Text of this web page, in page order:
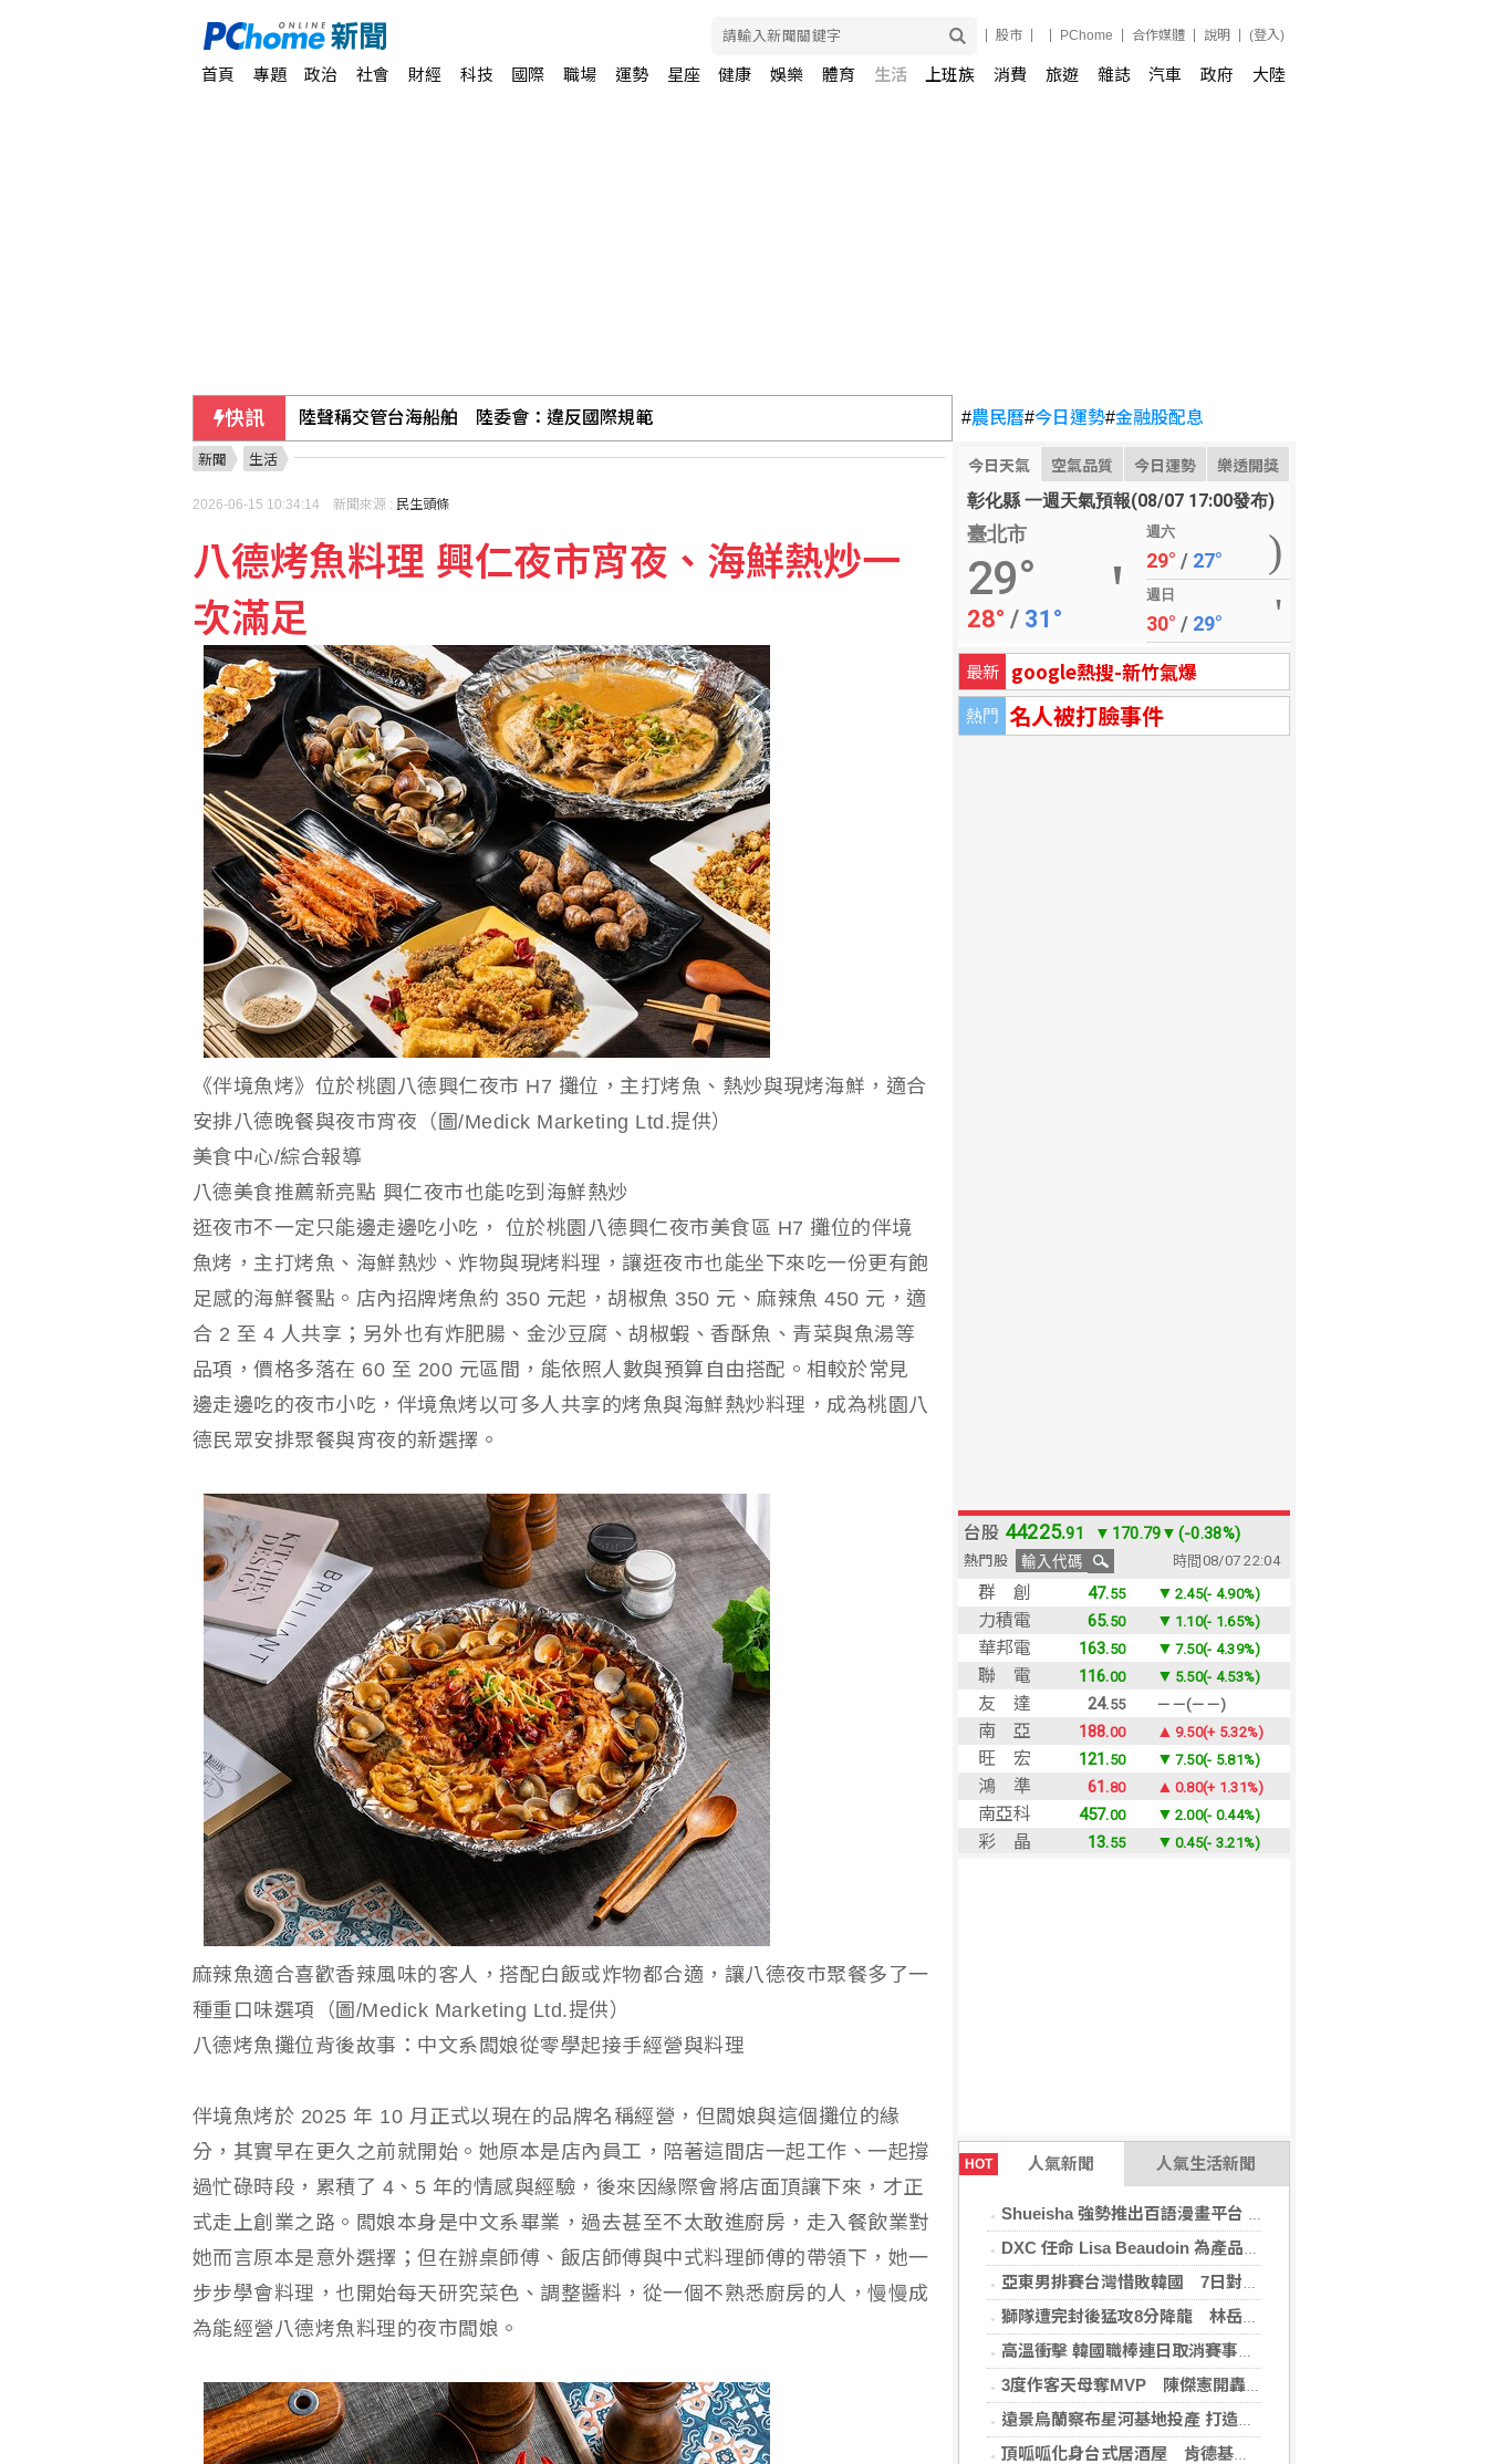
股市 PChome 合作媒體 說明 (登入)
首頁 專題 政治 社會 財經 科技 國際 職場 運勢 星座 健康 娛樂 體育 生活 上班族 消費 旅遊 雜誌 汽車 政府 大陸
快訊 陸聲稱交管台海船舶 陸委會：違反國際規範
熊本有明高中奪甲子園首勝 盼為震災故鄉送希望
美國7月非農就業意外減少2.3萬人 失業率降至4.1%
#農民曆#今日運勢#金融股配息
今日天氣 空氣品質 今日運勢 樂透開獎
彰化縣 一週天氣預報(08/07 17:00發布)
臺北市
29°
28° / 31°
週六
29° / 27°
週日
30° / 29°
最新 google熱搜-新竹氣爆
熱門 名人被打臉事件
HOT 人氣新聞 人氣生活新聞
Shueisha 強勢推出百語漫畫平台 MANGA MILLION 大舉進軍全球市場
DXC 任命 Lisa Beaudoin 為產品總監，以加速產品導向型增長
亞東男排賽台灣惜敗韓國 7日對戰日本拚4強
獅隊遭完封後猛攻8分降龍 林岳平：總是要發揮
高溫衝擊 韓國職棒連日取消賽事、11日起晚間7時開打
3度作客天母奪MVP 陳傑憲開轟擊退雙殺心魔
遠景烏蘭察布星河基地投產 打造吉瓦級AI基礎設施新模式
頂呱呱化身台式居酒屋 肯德基聯名EVA攻漫迷
新聞 生活
2026-06-15 10:34:14 新聞來源 : 民生頭條
八德烤魚料理 興仁夜市宵夜、海鮮熱炒一
次滿足
《伴境魚烤》位於桃園八德興仁夜市 H7 攤位，主打烤魚、熱炒與現烤海鮮，適合
安排八德晚餐與夜市宵夜（圖/Medick Marketing Ltd.提供）
美食中心/綜合報導
八德美食推薦新亮點 興仁夜市也能吃到海鮮熱炒
逛夜市不一定只能邊走邊吃小吃， 位於桃園八德興仁夜市美食區 H7 攤位的伴境
魚烤，主打烤魚、海鮮熱炒、炸物與現烤料理，讓逛夜市也能坐下來吃一份更有飽
足感的海鮮餐點。店內招牌烤魚約 350 元起，胡椒魚 350 元、麻辣魚 450 元，適
合 2 至 4 人共享；另外也有炸肥腸、金沙豆腐、胡椒蝦、香酥魚、青菜與魚湯等
品項，價格多落在 60 至 200 元區間，能依照人數與預算自由搭配。相較於常見
邊走邊吃的夜市小吃，伴境魚烤以可多人共享的烤魚與海鮮熱炒料理，成為桃園八
德民眾安排聚餐與宵夜的新選擇。
麻辣魚適合喜歡香辣風味的客人，搭配白飯或炸物都合適，讓八德夜市聚餐多了一
種重口味選項（圖/Medick Marketing Ltd.提供）
八德烤魚攤位背後故事：中文系闆娘從零學起接手經營與料理
伴境魚烤於 2025 年 10 月正式以現在的品牌名稱經營，但闆娘與這個攤位的緣
分，其實早在更久之前就開始。她原本是店內員工，陪著這間店一起工作、一起撐
過忙碌時段，累積了 4、5 年的情感與經驗，後來因緣際會將店面頂讓下來，才正
式走上創業之路。闆娘本身是中文系畢業，過去甚至不太敢進廚房，走入餐飲業對
她而言原本是意外選擇；但在辦桌師傅、飯店師傅與中式料理師傅的帶領下，她一
步步學會料理，也開始每天研究菜色、調整醬料，從一個不熟悉廚房的人，慢慢成
為能經營八德烤魚料理的夜市闆娘。